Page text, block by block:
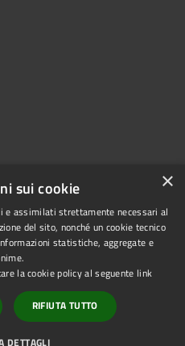
Copyright © 2026 • Comune di
Montemiletto • Powered by
Municipium•Accesso
redazione
×
sui cookie
e assimilati strettamente necessari al
del sito, nonché un cookie tecnico
statistiche, aggregate e
la cookie policy al seguente link
RIFIUTA TUTTO
DETTAGLI